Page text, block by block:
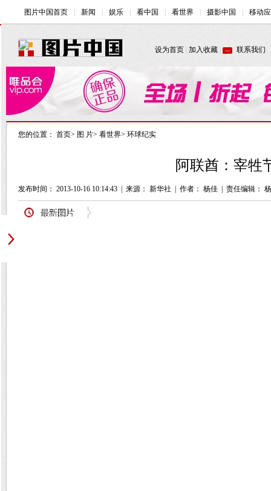
您的位置： 首页> 图 片> 看世界> 环球纪实
阿联酋：宰牲
发布时间： 2013-10-16 10:14:43 来源： 新华社 作者： 杨佳 责任编辑：